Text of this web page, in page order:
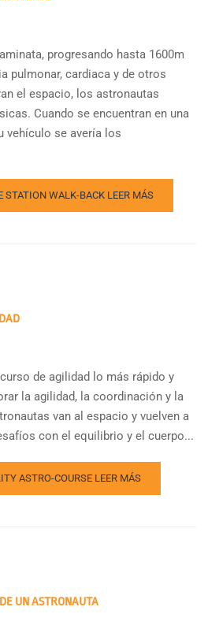
progresando hasta 1600m
pulmonar, cardiaca y de otros
el espacio, los astronautas
Cuando se encuentran en una
vehículo se avería los
STATION WALK-BACK LEER MÁS
de agilidad lo más rápido y
la agilidad, la coordinación y la
van al espacio y vuelven a
con el equilibrio y el cuerpo...
ASTRO-COURSE LEER MÁS
UN ASTRONAUTA